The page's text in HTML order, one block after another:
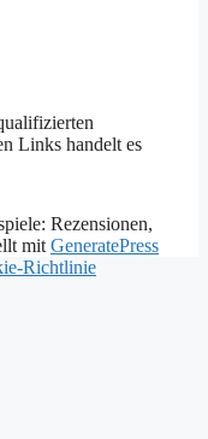
Links handelt es
Rezensionen,
mit GeneratePress
Richtlinie